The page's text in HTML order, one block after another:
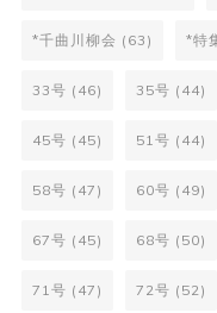
*千曲川柳会 (63) *特
33号 (46) 35号 (44)
45号 (45) 51号 (44)
58号 (47) 60号 (49)
67号 (45) 68号 (50)
71号 (47) 72号 (52)